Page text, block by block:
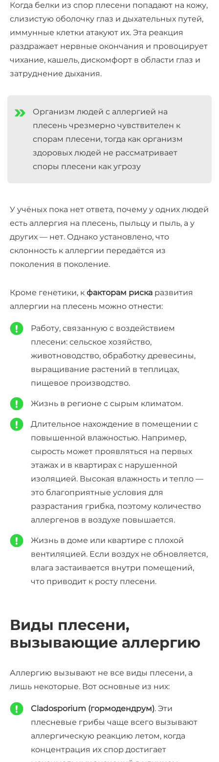
Когда белки из спор плесени попадают на кожу,
слизистую оболочку глаз и дыхательных путей,
иммунные клетки атакуют их. Эта реакция
раздражает нервные окончания и провоцирует
чихание, кашель, дискомфорт в области глаз и
затруднение дыхания.
Организм людей с аллергией на
плесень чрезмерно чувствителен к
спорам плесени, тогда как организм
здоровых людей не рассматривает
споры плесени как угрозу
У учёных пока нет ответа, почему у одних людей
есть аллергия на плесень, пыльцу и пыль, а у
других — нет. Однако установлено, что
склонность к аллергии передаётся из
поколения в поколение.
Кроме генетики, к факторам риска развития
аллергии на плесень можно отнести:
Работу, связанную с воздействием
плесени: сельское хозяйство,
животноводство, обработку древесины,
выращивание растений в теплицах,
пищевое производство.
Жизнь в регионе с сырым климатом.
Длительное нахождение в помещении с
повышенной влажностью. Например,
сырость может проявляться на первых
этажах и в квартирах с нарушенной
изоляцией. Высокая влажность и тепло —
это благоприятные условия для
разрастания грибка, поэтому количество
аллергенов в воздухе повышается.
Жизнь в доме или квартире с плохой
вентиляцией. Если воздух не обновляется,
влага застаивается внутри помещений,
что приводит к росту плесени.
Виды плесени,
вызывающие аллергию
Аллергию вызывают не все виды плесени, а
лишь некоторые. Вот основные из них:
Cladosporium (гормодендрум). Эти
плесневые грибы чаще всего вызывают
аллергическую реакцию летом, когда
концентрация их спор достигает